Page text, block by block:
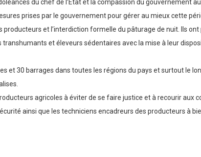
du chef de l’Etat et la compassion du gouvernement
prises par le gouvernement pour gérer au mieux cette
producteurs et l’interdiction formelle du pâturage de nuit. Ils
transhumants et éleveurs sédentaires avec la mise à leur
et 30 barrages dans toutes les régions du pays et surtout le
agricoles à éviter de se faire justice et à recourir aux
ainsi que les techniciens encadreurs des producteurs à